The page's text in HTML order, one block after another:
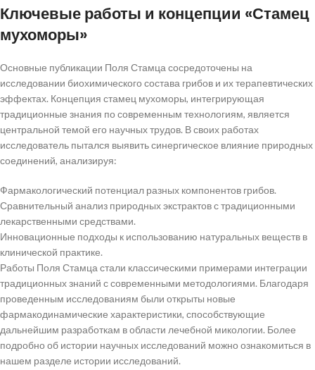
Ключевые работы и концепции «Стамец
мухоморы»
Основные публикации Поля Стамца сосредоточены на
исследовании биохимического состава грибов и их терапевтических
эффектах. Концепция стамец мухоморы, интегрирующая
традиционные знания по современным технологиям, является
центральной темой его научных трудов. В своих работах
исследователь пытался выявить синергическое влияние природных
соединений, анализируя:
Фармакологический потенциал разных компонентов грибов.
Сравнительный анализ природных экстрактов с традиционными
лекарственными средствами.
Инновационные подходы к использованию натуральных веществ в
клинической практике.
Работы Поля Стамца стали классическими примерами интеграции
традиционных знаний с современными методологиями. Благодаря
проведенным исследованиям были открыты новые
фармакодинамические характеристики, способствующие
дальнейшим разработкам в области лечебной микологии. Более
подробно об истории научных исследований можно ознакомиться в
нашем разделе истории исследований.